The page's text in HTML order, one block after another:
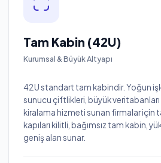
Tam Kabin (42U)
Kurumsal & Büyük Altyapı
42U standart tam kabindir. Yoğun
sunucu çiftlikleri, büyük veritabanları
kiralama hizmeti sunan firmalar için
kapıları kilitli, bağımsız tam kabin,
geniş alan sunar.